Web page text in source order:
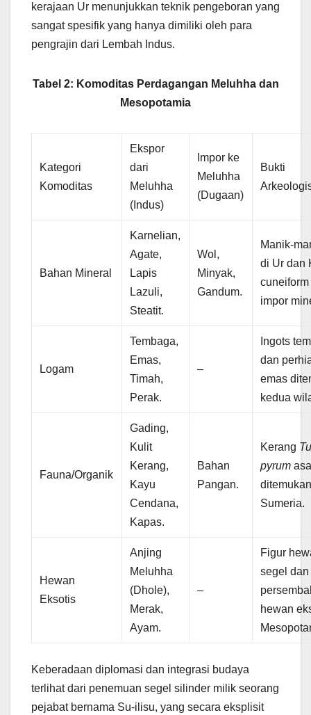
kerajaan Ur menunjukkan teknik pengeboran yang
sangat spesifik yang hanya dimiliki oleh para
pengrajin dari Lembah Indus.
Tabel 2: Komoditas Perdagangan Meluhha dan
Mesopotamia
Kategori
Komoditas
Ekspor
dari
Meluhha
(Indus)
Impor ke
Meluhha
(Dugaan)
Bukti
Bahan Mineral
Karnelian,
Agate,
Lapis
Lazuli,
Steatit.
Wol,
Minyak,
Gandum.
Manik-
di Ur dan
impor
Logam
Tembaga,
Emas,
Timah,
Perak.
–
Ingots
dan
emas
kedua
Fauna/Organik
Gading,
Kulit
Kerang,
Kayu
Cendana,
Kapas.
Bahan
Pangan.
Kerang
pyrum
Sumeria.
Hewan
Eksotis
Anjing
Meluhha
(Dhole),
Merak,
Ayam.
–
Figur
segel
hewan
Keberadaan diplomasi dan integrasi budaya
terlihat dari penemuan segel silinder milik seorang
pejabat bernama Su-ilisu, yang secara eksplisit